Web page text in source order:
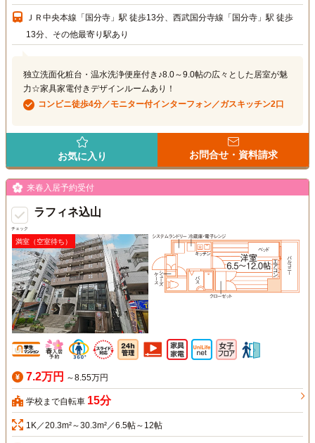
ＪＲ中央本線「国分寺」駅 徒歩13分、西武国分寺線「国分寺」駅 徒歩
13分、その他最寄り駅あり
独立洗面化粧台・温水洗浄便座付き♪8.0～9.0帖の広々とした居室が魅
力☆家具家電付きデザインルームあり！
コンビニ徒歩4分／モニター付インターフォン／ガスキッチン2口
お気に入り お問合せ・資料請求
チェック
来春入居予約受付
ラフィネ込山
満室（空室待ち）
7.2万円 ～8.55万円
学校まで自転車 15分
1K／20.3m²～30.3m²／6.5帖～12帖